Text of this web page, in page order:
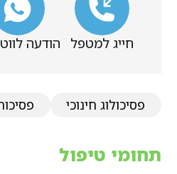
חייג למטפל הודעה
פסיכולוג חינוכי
תחומי טיפול